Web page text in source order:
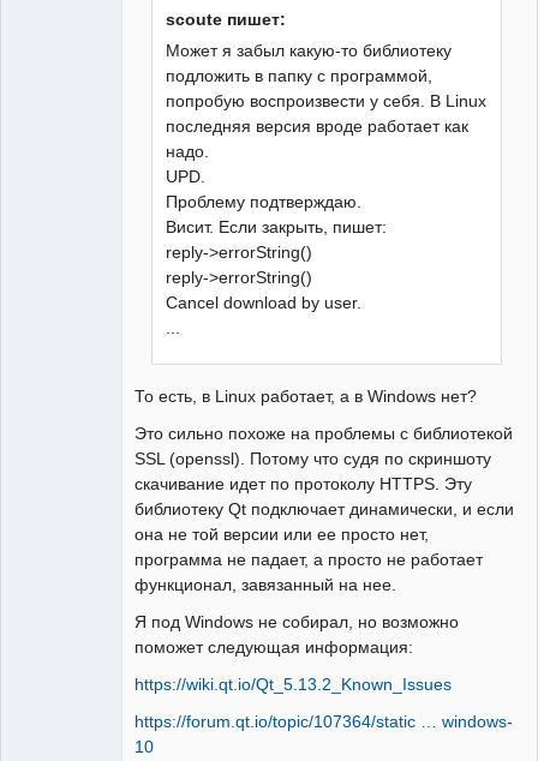
scoute пишет:
Может я забыл какую-то библиотеку
подложить в папку с программой,
попробую воспроизвести у себя. В Linux
последняя версия вроде работает как
надо.
UPD.
Проблему подтверждаю.
Висит. Если закрыть, пишет:
reply->errorString()
reply->errorString()
Cancel download by user.
То есть, в Linux работает, а в Windows нет?
Это сильно похоже на проблемы с библиотекой
SSL (openssl). Потому что судя по скриншоту
скачивание идет по протоколу HTTPS. Эту
библиотеку Qt подключает динамически, и если
она не той версии или ее просто нет,
программа не падает, а просто не работает
функционал, завязанный на нее.
Я под Windows не собирал, но возможно
поможет следующая информация:
https://wiki.qt.io/Qt_5.13.2_Known_Issues
https://forum.qt.io/topic/107364/static … windows-
10